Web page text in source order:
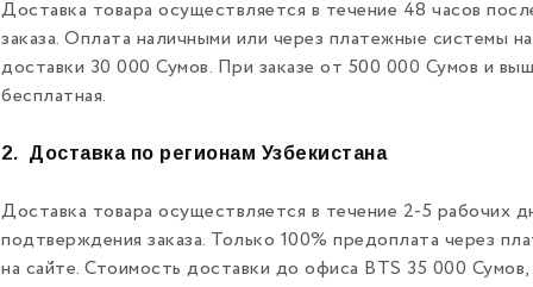
Доставка товара осуществляется в течение 48 часов
заказа. Оплата наличными или через платежные системы
доставки 30 000 Сумов. При заказе от 500 000 Сумов и
бесплатная.
2. Доставка по регионам Узбекистана
Доставка товара осуществляется в течение 2-5 рабочих
подтверждения заказа. Только 100% предоплата через
на сайте. Стоимость доставки до офиса BTS 35 000